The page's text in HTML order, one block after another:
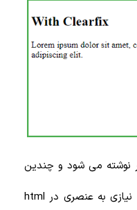
نوشته می شود و چندین
بار مورد استفاده قرار می گیرد و اینکه نیازی به عنصری در html